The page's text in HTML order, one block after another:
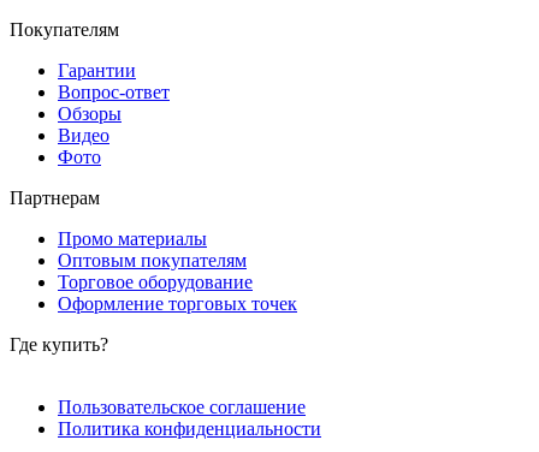
Покупателям
Гарантии
Вопрос-ответ
Обзоры
Видео
Фото
Партнерам
Промо материалы
Оптовым покупателям
Торговое оборудование
Оформление торговых точек
Где купить?
Пользовательское соглашение
Политика конфиденциальности